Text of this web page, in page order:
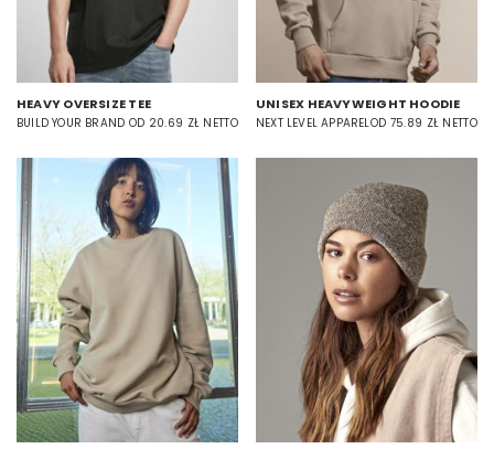
HEAVY OVERSIZE TEE
BUILD YOUR BRAND OD 20.69 ZŁ NETTO
UNISEX HEAVYWEIGHT HOODIE
NEXT LEVEL APPARELOD 75.89 ZŁ NETTO